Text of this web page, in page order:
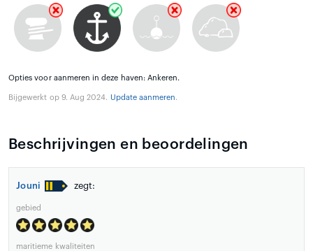
Opties voor aanmeren in deze haven: Ankeren.
Bijgewerkt op 9. Aug 2024. Update aanmeren.
Beschrijvingen en beoordelingen
Jouni zegt:
gebied
maritieme kwaliteiten